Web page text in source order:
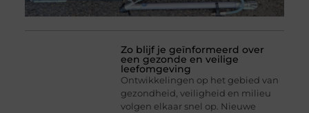
Zo blijf je geïnformeerd over
een gezonde en veilige
leefomgeving
Ontwikkelingen op het gebied van
gezondheid, veiligheid en milieu
volgen elkaar snel op. Nieuwe